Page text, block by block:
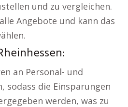
und zu vergleichen.
Angebote und kann das
an Personal- und
die Einsparungen
werden, was zu